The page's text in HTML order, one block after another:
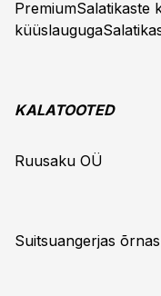
PremiumSalatikaste
KALATOOTED
Ruusaku OÜ
Suitsuangerjas